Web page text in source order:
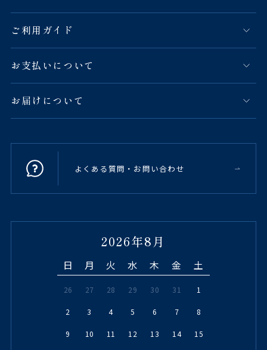
ご利用ガイド
お支払いについて
お届けについて
よくある質問・お問い合わせ
2026年8月
日 月 火 水 木 金 土
26 27 28 29 30 31 1
2 3 4 5 6 7 8
9 10 11 12 13 14 15